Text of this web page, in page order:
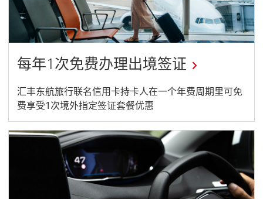
每年1次免费办理出境签证
This
link
will
汇丰东航旅行联名信用卡持卡人在一个年费周期里可免
费享受1次境外指定签证套餐优惠